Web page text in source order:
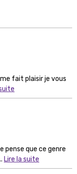
fait plaisir je vous
pense que ce genre
Lire la suite